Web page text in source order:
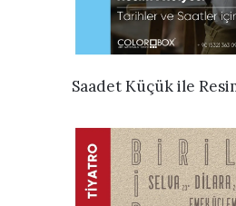
İNCELE
Saadet Küçük ile